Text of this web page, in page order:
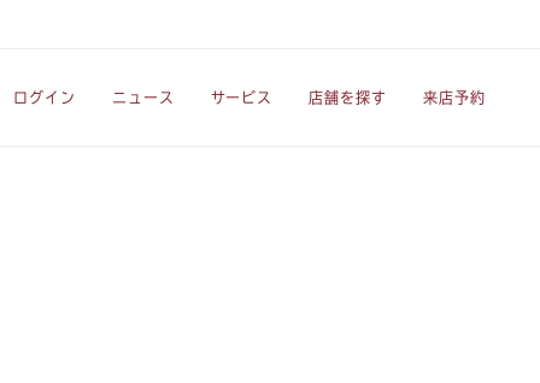
ログイン ニュース サービス 店舗を探す 来店予約